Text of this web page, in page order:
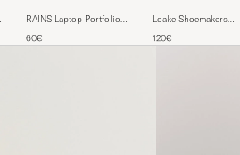
RAINS Laptop Portfolio
60€
Loake Shoemakers
Laptop Cover Black
120€